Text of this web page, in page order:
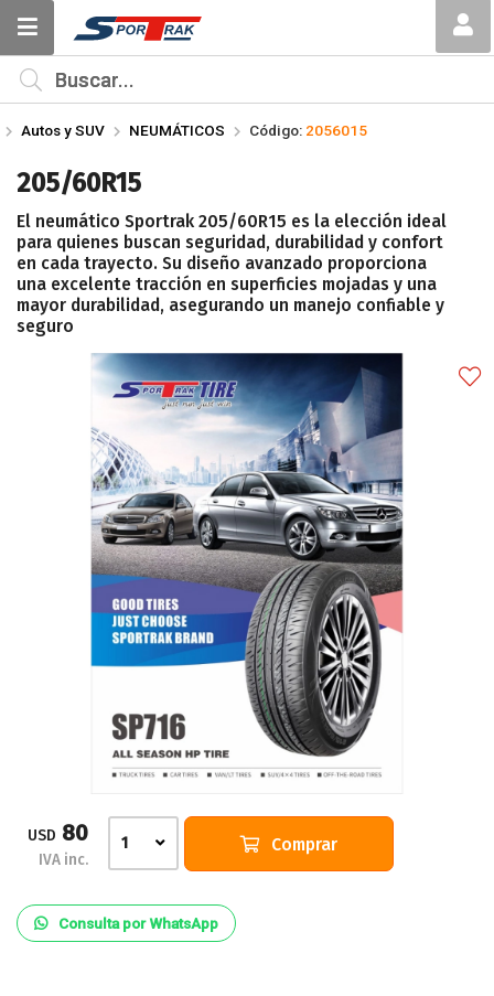
Compartir por email
Enviar
MI COMPRA
Autos y SUV NEUMÁTICOS Código: 2056015
205/60R15
El neumático Sportrak 205/60R15 es la elección ideal
para quienes buscan seguridad, durabilidad y confort
en cada trayecto. Su diseño avanzado proporciona
una excelente tracción en superficies mojadas y una
mayor durabilidad, asegurando un manejo confiable y
seguro
USD 80
IVA inc.
1 Comprar
Consulta por WhatsApp